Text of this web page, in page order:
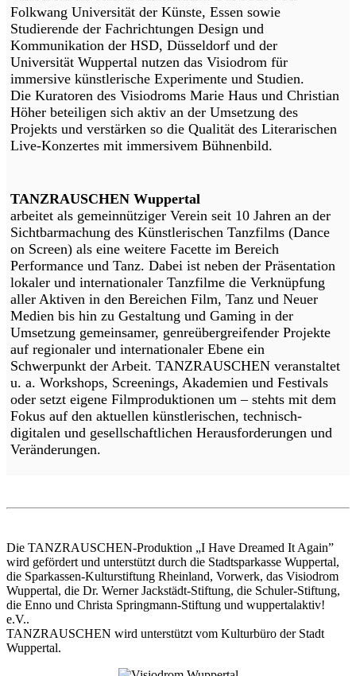
Folkwang Universität der Künste, Essen sowie
Studierende der Fachrichtungen Design und
Kommunikation der HSD, Düsseldorf und der
Universität Wuppertal nutzen das Visiodrom für
immersive künstlerische Experimente und Studien.
Die Kuratoren des Visiodroms Marie Haus und Christian
Höher beteiligen sich aktiv an der Umsetzung des
Projekts und verstärken so die Qualität des Literarischen
Live-Konzertes mit immersivem Bühnenbild.
TANZRAUSCHEN Wuppertal
arbeitet als gemeinnütziger Verein seit 10 Jahren an der
Sichtbarmachung des Künstlerischen Tanzfilms (Dance
on Screen) als eine weitere Facette im Bereich
Performance und Tanz. Dabei ist neben der Präsentation
lokaler und internationaler Tanzfilme die Verknüpfung
aller Aktiven in den Bereichen Film, Tanz und Neuer
Medien bis hin zu Gestaltung und Gaming in der
Umsetzung gemeinsamer, genreübergreifender Projekte
auf regionaler und internationaler Ebene ein
Schwerpunkt der Arbeit. TANZRAUSCHEN veranstaltet
u. a. Workshops, Screenings, Akademien und Festivals
oder setzt eigene Filmproduktionen um – stehts mit dem
Fokus auf den aktuellen künstlerischen, technisch-
digitalen und gesellschaftlichen Herausforderungen und
Veränderungen.
Die TANZRAUSCHEN-Produktion „I Have Dreamed It Again”
wird gefördert und unterstützt durch die Stadtsparkasse Wuppertal,
die Sparkassen-Kulturstiftung Rheinland, Vorwerk, das Visiodrom
Wuppertal, die Dr. Werner Jackstädt-Stiftung, die Schuler-Stiftung,
die Enno und Christa Springmann-Stiftung und wuppertalaktiv!
e.V..
TANZRAUSCHEN wird unterstützt vom Kulturbüro der Stadt
Wuppertal.